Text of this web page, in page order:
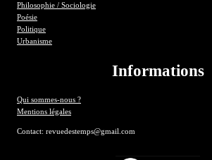
Philosophie / Sociologie
Poésie
Politique
Urbanisme
Informations
Qui sommes-nous ?
Mentions légales
Contact: revuedestemps@gmail.com